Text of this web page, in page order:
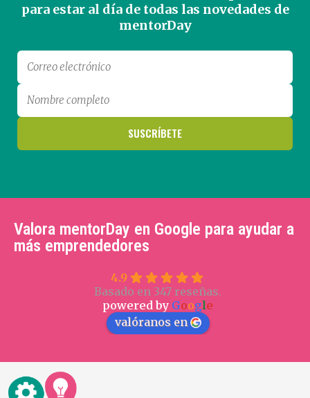
para estar al día de todas las novedades de
mentorDay
Valora mentorDay en Google para ayudar a
más emprendedores
4.9
Basado en 347 reseñas.
powered by Google
valóranos en